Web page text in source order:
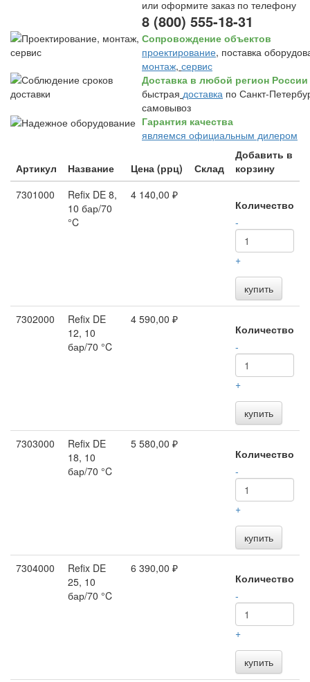
или оформите заказ по телефону
8 (800) 555-18-31
Сопровождение объектов
проектирование, поставка
монтаж, сервис
Доставка в любой регион России
быстрая доставка по Санкт-
самовывоз
Гарантия качества
являемся официальным дилером
Артикул Название Цена (ррц) Склад
Добавить в
корзину
7301000
Refix DE 8,
10 бар/70
°C
4 140,00 ₽
Количество
-
+
купить
7302000
Refix DE
12, 10
бар/70 °C
4 590,00 ₽
Количество
-
+
купить
7303000
Refix DE
18, 10
бар/70 °C
5 580,00 ₽
Количество
-
+
купить
7304000
Refix DE
25, 10
бар/70 °C
6 390,00 ₽
Количество
-
+
купить